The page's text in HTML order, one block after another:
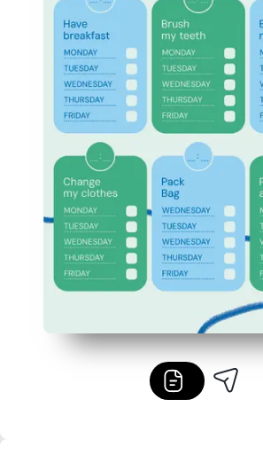
Reduce los recordatorios: hace